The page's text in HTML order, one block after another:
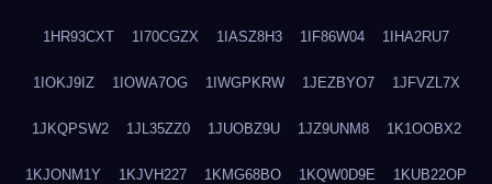
1HR93CXT 1I70CGZX 1IASZ8H3 1IF86W04 1IHA2RU7
1IOKJ9IZ 1IOWA7OG 1IWGPKRW 1JEZBYO7 1JFVZL7X
1JKQPSW2 1JL35ZZ0 1JUOBZ9U 1JZ9UNM8 1K1OOBX2
1KJONM1Y 1KJVH227 1KMG68BO 1KQW0D9E 1KUB22OP